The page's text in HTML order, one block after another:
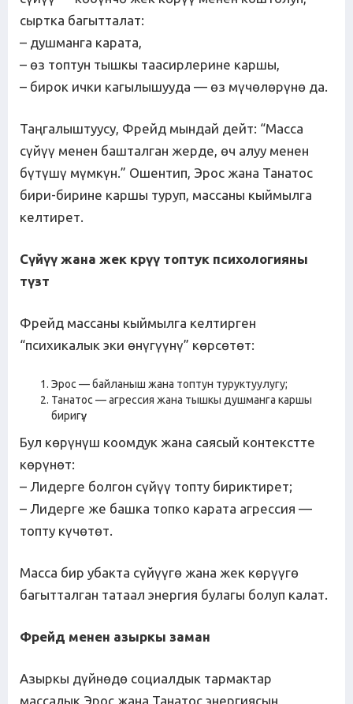
сыртка багытталат:
– душманга карата,
– өз топтун тышкы таасирлерине каршы,
– бирок ички кагылышууда — өз мүчөлөрүнө да.
Таңгалыштуусу, Фрейд мындай дейт: “Масса
сүйүү менен башталган жерде, өч алуу менен
бүтүшү мүмкүн.” Ошентип, Эрос жана Танатос
бири-бирине каршы туруп, массаны кыймылга
келтирет.
Сүйүү жана жек крүү топтук психологияны
түзт
Фрейд массаны кыймылга келтирген
“психикалык эки өнүгүүнү” көрсөтөт:
Эрос — байланыш жана топтун туруктуулугу;
Танатос — агрессия жана тышкы душманга каршы
биригүү.
Бул көрүнүш коомдук жана саясый контекстте
көрүнөт:
– Лидерге болгон сүйүү топту бириктирет;
– Лидерге же башка топко карата агрессия —
топту күчөтөт.
Масса бир убакта сүйүүгө жана жек көрүүгө
багытталган татаал энергия булагы болуп калат.
Фрейд менен азыркы заман
Азыркы дүйнөдө социалдык тармактар
массалык Эрос жана Танатос энергиясын